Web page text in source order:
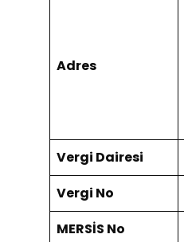
Adres
Vergi Dairesi
Vergi No
MERSİS No